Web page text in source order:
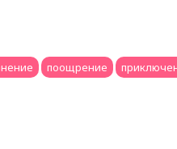
поощрение